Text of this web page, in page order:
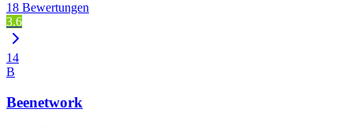
18 Bewertungen
3.6
14
B
Beenetwork